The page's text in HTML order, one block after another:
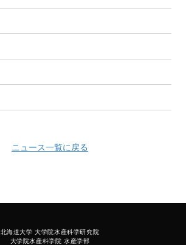
ニュース一覧に戻る
北海道大学 大学院水産科学研究院
大学院水産科学院 水産学部